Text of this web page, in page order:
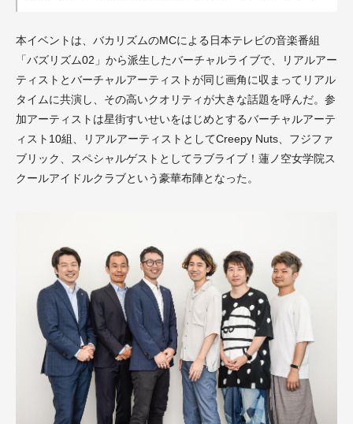
本イベントは、バカリズムのMCによる日本テレビの音楽番組
「バズリズム02」から派生したバーチャルライブで、リアルアー
ティストとバーチャルアーティストが同じ画角に収まってリアル
タイムに共演し、その高いクオリティが大きな話題を呼んだ。参
加アーティストは星街すいせいをはじめとするバーチャルアーテ
ィスト10組、リアルアーティストとしてCreepy Nuts、フジファ
ブリック、スペシャルゲストとしてラブライブ！蓮ノ空女学院ス
クールアイドルクラブという豪華布陣となった。